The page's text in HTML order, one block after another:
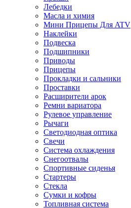
Лебедки
Масла и химия
Мини Прицепы Для ATV
Наклейки
Подвеска
Подшипники
Приводы
Прицепы
Прокладки и сальники
Проставки
Расширители арок
Ремни вариатора
Рулевое управление
Рычаги
Светодиодная оптика
Свечи
Система охлаждения
Снегоотвалы
Спортивные сиденья
Стартеры
Стекла
Сумки и кофры
Топливная система